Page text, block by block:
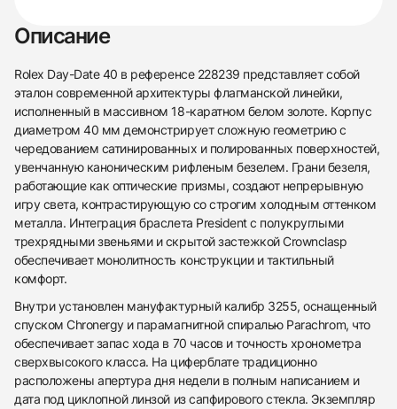
Описание
Rolex Day-Date 40 в референсе 228239 представляет собой
эталон современной архитектуры флагманской линейки,
исполненный в массивном 18-каратном белом золоте. Корпус
диаметром 40 мм демонстрирует сложную геометрию с
чередованием сатинированных и полированных поверхностей,
увенчанную каноническим рифленым безелем. Грани безеля,
работающие как оптические призмы, создают непрерывную
игру света, контрастирующую со строгим холодным оттенком
металла. Интеграция браслета President с полукруглыми
трехрядными звеньями и скрытой застежкой Crownclasp
обеспечивает монолитность конструкции и тактильный
комфорт.
Внутри установлен мануфактурный калибр 3255, оснащенный
спуском Chronergy и парамагнитной спиралью Parachrom, что
обеспечивает запас хода в 70 часов и точность хронометра
сверхвысокого класса. На циферблате традиционно
расположены апертура дня недели в полным написанием и
дата под циклопной линзой из сапфирового стекла. Экземпляр